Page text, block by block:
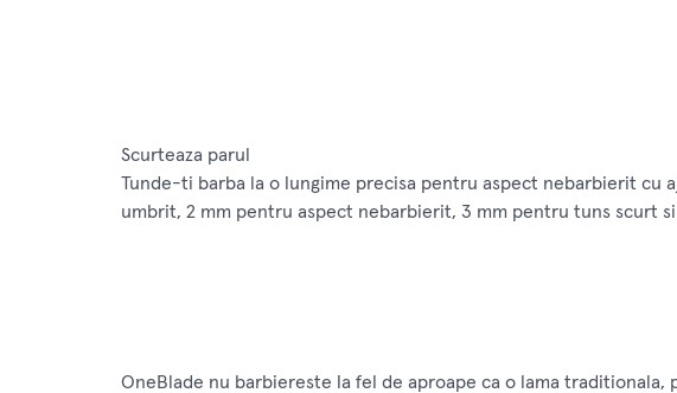
Scurteaza parul
Tunde-ti barba la o lungime precisa pentru aspect nebarbierit
umbrit, 2 mm pentru aspect nebarbierit, 3 mm pentru tuns scurt
OneBlade nu barbiereste la fel de aproape ca o lama